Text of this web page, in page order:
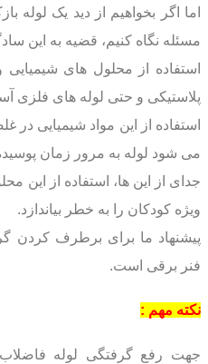
اما اگر بخواهیم از دید یک
مسئله نگاه کنیم، قضیه به این
استفاده از محلول های شیمیایی
پلاستیکی و حتی لوله های فلزی
استفاده از این مواد شیمیایی
می شود لوله به مرور زمان
جدای از این ها، استفاده از این
ویژه کودکان را به خطر بیاندازد.
پیشنهاد ما برای برطرف کردن
فنر برقی است.
نکته مهم :
جهت رفع گرفتگی لوله